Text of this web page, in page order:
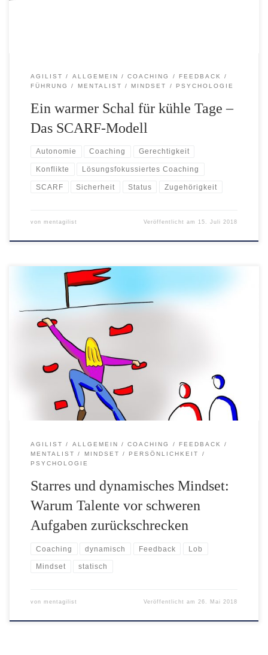
AGILIST ALLGEMEIN COACHING
FEEDBACK
FÜHRUNG
MENTALIST MINDSET PSYCHOLOGIE
Ein warmer Schal für kühle Tage –
Das SCARF-Modell
Autonomie Coaching Gerechtigkeit
Konflikte Lösungsfokussiertes Coaching
SCARF Sicherheit Status Zugehörigkeit
von mentagilist Veröffentlicht am 15. Juli 2018
Es war ein schöner, sonniger Tag im Mai. Der Agilist und
der Mentalist machten gemeinsam Mittagspause in einem
Park ganz in der Nähe ihres Büros. Während sie ganz
entspannt auf einer Parkbank saßen, beobachteten sie ein
paar spielende Kinder und deren Eltern auf einem
nahegelegenen Spielplatz. Soeben hatte sich eine […]
AGILIST ALLGEMEIN COACHING
FEEDBACK
MENTALIST
MINDSET
PERSÖNLICHKEIT
PSYCHOLOGIE
Starres und dynamisches Mindset:
Warum Talente vor schweren
Aufgaben zurückschrecken
Coaching dynamisch Feedback Lob
Mindset statisch
von mentagilist Veröffentlicht am 26. Mai 2018